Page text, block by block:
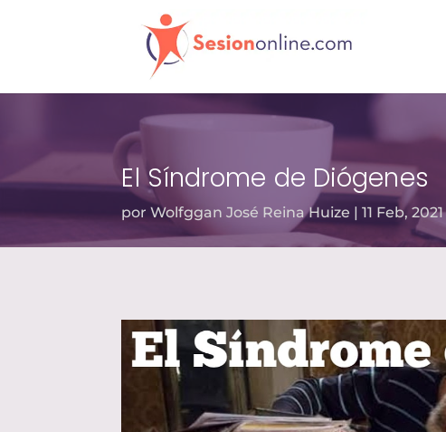
El Síndrome de Diógenes
porWolfggan José Reina Huize 11 Feb, 2021